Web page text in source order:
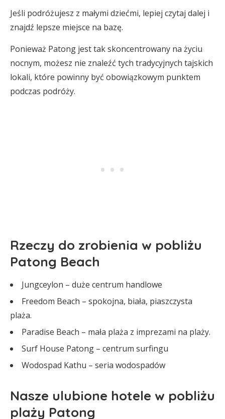
Jeśli podróżujesz z małymi dziećmi, lepiej czytaj dalej i
znajdź lepsze miejsce na bazę.
Ponieważ Patong jest tak skoncentrowany na życiu
nocnym, możesz nie znaleźć tych tradycyjnych tajskich
lokali, które powinny być obowiązkowym punktem
podczas podróży.
Rzeczy do zrobienia w pobliżu
Patong Beach
Jungceylon – duże centrum handlowe
Freedom Beach – spokojna, biała, piaszczysta
plaża.
Paradise Beach – mała plaża z imprezami na plaży.
Surf House Patong – centrum surfingu
Wodospad Kathu – seria wodospadów
Nasze ulubione hotele w pobliżu
plaży Patong